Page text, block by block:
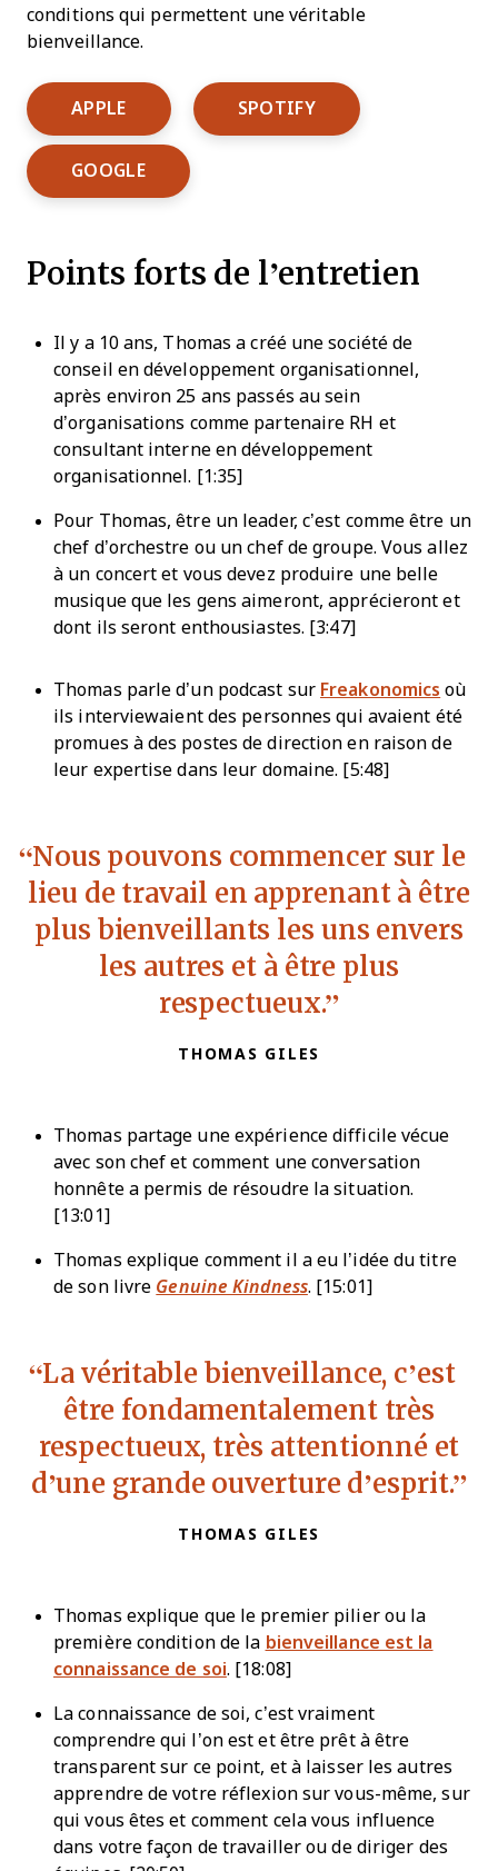
conditions qui permettent une véritable
bienveillance.
APPLEOpens New Window
SPOTIFYOpens New Window
GOOGLEOpens New Window
Points forts de l’entretien
Il y a 10 ans, Thomas a créé une société de
conseil en développement organisationnel,
après environ 25 ans passés au sein
d’organisations comme partenaire RH et
consultant interne en développement
organisationnel. [1:35]
Pour Thomas, être un leader, c’est comme être un
chef d’orchestre ou un chef de groupe. Vous allez
à un concert et vous devez produire une belle
musique que les gens aimeront, apprécieront et
dont ils seront enthousiastes. [3:47]
Thomas parle d’un podcast sur Freakonomics où
ils interviewaient des personnes qui avaient été
promues à des postes de direction en raison de
leur expertise dans leur domaine. [5:48]
Nous pouvons commencer sur le
lieu de travail en apprenant à être
plus bienveillants les uns envers
les autres et à être plus
respectueux.
THOMAS GILES
Thomas partage une expérience difficile vécue
avec son chef et comment une conversation
honnête a permis de résoudre la situation.
[13:01]
Thomas explique comment il a eu l’idée du titre
de son livre Genuine Kindness. [15:01]
La véritable bienveillance, c’est
être fondamentalement très
respectueux, très attentionné et
d’une grande ouverture d’esprit.
THOMAS GILES
Thomas explique que le premier pilier ou la
première condition de la bienveillance est la
connaissance de soi. [18:08]
La connaissance de soi, c’est vraiment
comprendre qui l’on est et être prêt à être
transparent sur ce point, et à laisser les autres
apprendre de votre réflexion sur vous-même, sur
qui vous êtes et comment cela vous influence
dans votre façon de travailler ou de diriger des